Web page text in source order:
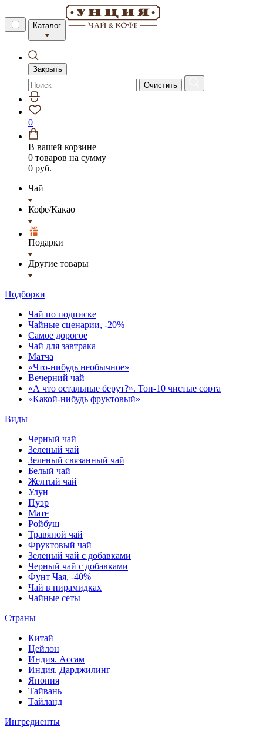
Каталог
Закрыть
Очистить
0
В вашей корзине
0 товаров на сумму
0 руб.
Чай
Кофе/Какао
Подарки
Другие товары
Подборки
Чай по подписке
Чайные сценарии, -20%
Самое дорогое
Чай для завтрака
Матча
«Что-нибудь необычное»
Вечерний чай
«А что остальные берут?». Топ-10 чистые сорта
«Какой-нибудь фруктовый»
Виды
Черный чай
Зеленый чай
Зеленый связанный чай
Белый чай
Желтый чай
Улун
Пуэр
Мате
Ройбуш
Травяной чай
Фруктовый чай
Зеленый чай с добавками
Черный чай с добавками
Фунт Чая, -40%
Чай в пирамидках
Чайные сеты
Страны
Китай
Цейлон
Индия. Ассам
Индия. Дарджилинг
Япония
Тайвань
Тайланд
Ингредиенты